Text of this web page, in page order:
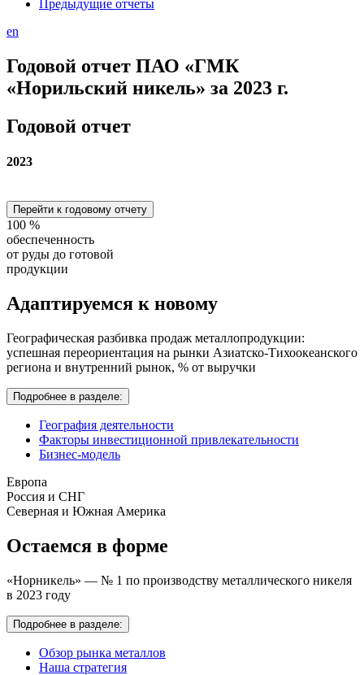
Предыдущие отчеты
en
Годовой отчет ПАО «ГМК
«Норильский никель» за 2023 г.
Годовой отчет
2023
Перейти к годовому отчету
100 %
обеспеченность
от руды до готовой
продукции
Адаптируемся к новому
Географическая разбивка продаж металлопродукции:
успешная переориентация на рынки Азиатско-Тихоокеанского
региона и внутренний рынок, % от выручки
Подробнее в разделе:
География деятельности
Факторы инвестиционной привлекательности
Бизнес-модель
Европа
Россия и СНГ
Северная и Южная Америка
Остаемся в форме
«Норникель» — № 1 по производству металлического никеля
в 2023 году
Подробнее в разделе:
Обзор рынка металлов
Наша стратегия